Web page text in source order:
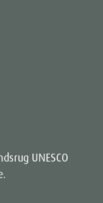
UNESCO